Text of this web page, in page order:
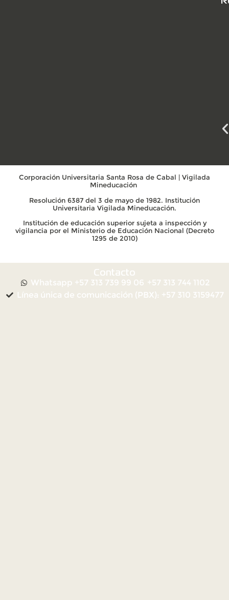
Corporación Universitaria Santa Rosa de Cabal | Vigilada
Mineducación
Resolución 6387 del 3 de mayo de 1982. Institución
Universitaria Vigilada Mineducación.
Institución de educación superior sujeta a inspección y
vigilancia por el Ministerio de Educación Nacional (Decreto
1295 de 2010)
Contacto
Whatsapp +57 313 739 99 06 +57 313 744 1102
Línea única de comunicación (PBX): +57 310 3159477